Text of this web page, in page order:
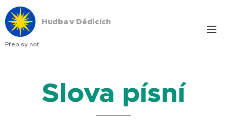
Hudba v Dědicích
Přepisy not
Slova písní